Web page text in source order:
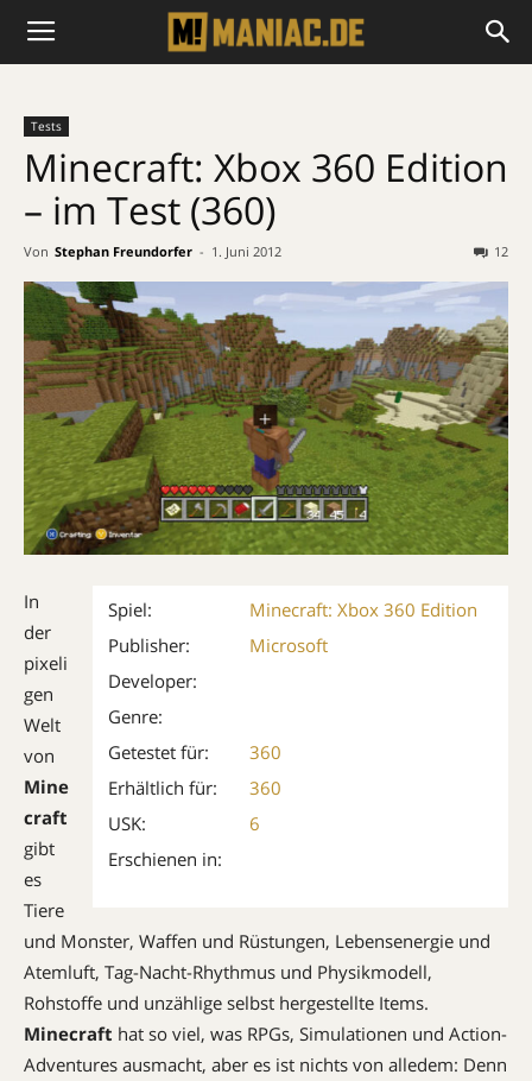
Tests
Minecraft: Xbox 360 Edition
– im Test (360)
Von Stephan Freundorfer - 1. Juni 2012 12
Spiel:
Minecraft: Xbox 360 Edition
Publisher:
Microsoft
Developer:
Genre:
Getestet für:
360
Erhältlich für:
360
USK:
6
Erschienen in:
In
der
pixeli
gen
Welt
von
Mine
craft
gibt
es
Tiere
und Monster, Waffen und Rüstungen, Lebensenergie und
Atemluft, Tag-Nacht-Rhythmus und Physikmodell,
Rohstoffe und unzählige selbst hergestellte Items.
Minecraft hat so viel, was RPGs, Simulationen und Action-
Adventures ausmacht, aber es ist nichts von alledem: Denn